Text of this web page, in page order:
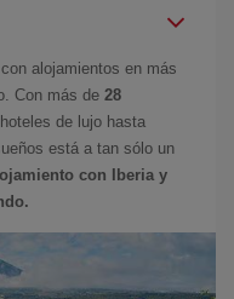
alojamientos en más
Con más de 28
de lujo hasta
está a tan sólo un
con Iberia y